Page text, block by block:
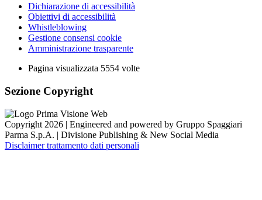
Dichiarazione di accessibilità
Obiettivi di accessibilità
Whistleblowing
Gestione consensi cookie
Amministrazione trasparente
Pagina visualizzata 5554 volte
Sezione Copyright
Copyright 2026 | Engineered and powered by Gruppo Spaggiari
Parma S.p.A. | Divisione Publishing & New Social Media
Disclaimer trattamento dati personali